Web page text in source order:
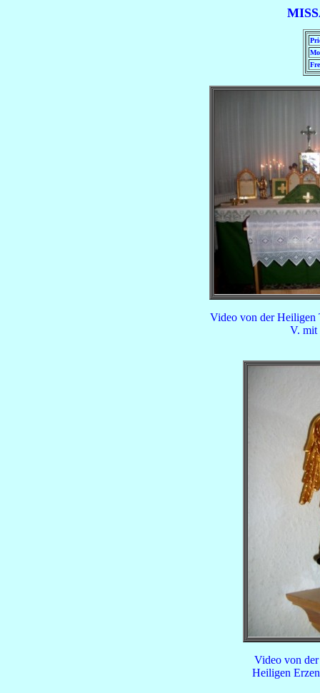
Video von der Heiligen
V. mit
Video von
Heiligen